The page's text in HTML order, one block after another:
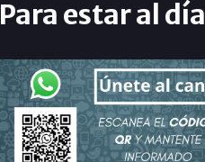
Para estar al día